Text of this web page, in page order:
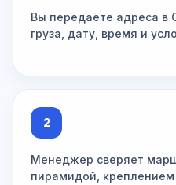
Вы передаёте адреса в
груза, дату, время и
2
Менеджер сверяет
пирамидой, креплением